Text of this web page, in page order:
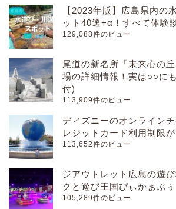
【2023年版】広島県内の
ット40選+α！すべて体験
129,088件のビュー
尾道の新名所「未来心の
場の詳細情報！実は○○に
付)
113,909件のビュー
ディズニーのオンライン
レジットカード利用制限
113,652件のビュー
ジアウトレット広島の遊
クと遊び王国ぴぃかぁぶぅ
105,289件のビュー